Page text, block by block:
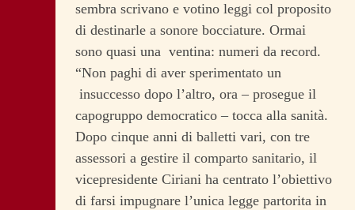
sembra scrivano e votino leggi col proposito
di destinarle a sonore bocciature. Ormai
sono quasi una ventina: numeri da record.
“Non paghi di aver sperimentato un
insuccesso dopo l’altro, ora – prosegue il
capogruppo democratico – tocca alla sanità.
Dopo cinque anni di balletti vari, con tre
assessori a gestire il comparto sanitario, il
vicepresidente Ciriani ha centrato l’obiettivo
di farsi impugnare l’unica legge partorita in